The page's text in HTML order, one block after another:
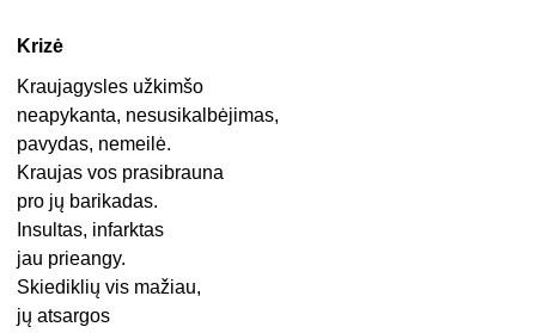
Krizė
Kraujagysles užkimšo
neapykanta, nesusikalbėjimas,
pavydas, nemeilė.
Kraujas vos prasibrauna
pro jų barikadas.
Insultas, infarktas
jau prieangy.
Skiediklių vis mažiau,
jų atsargos